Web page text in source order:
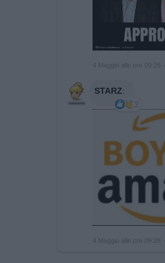
4 Maggio alle ore 09:26
STARZ:
2
4 Maggio alle ore 09:28